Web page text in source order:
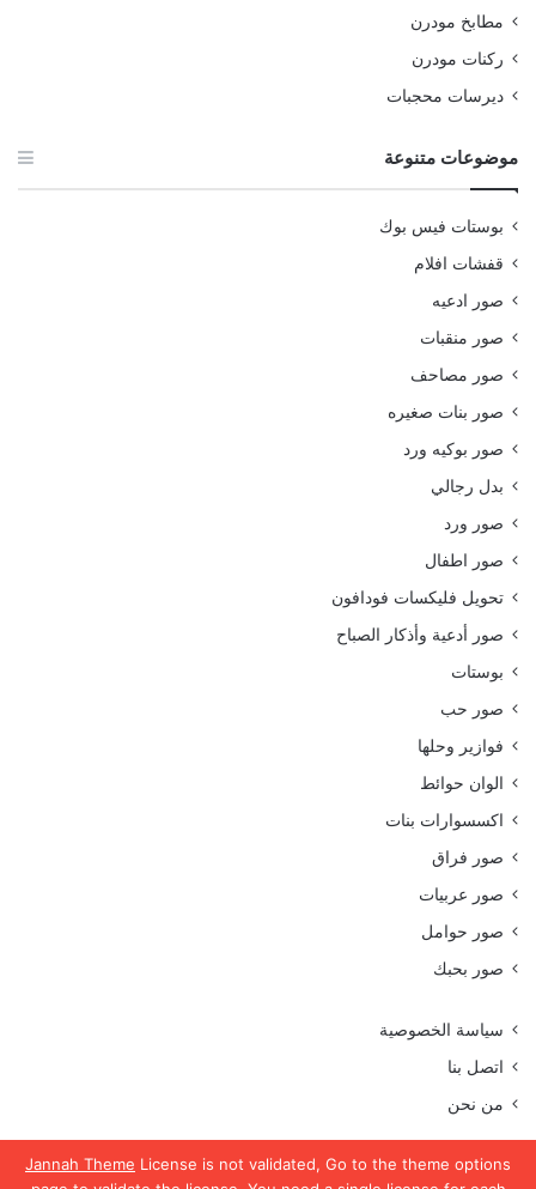
Jannah Theme License is not validated, Go to the theme options
مطابخ مودرن
ركنات مودرن
ديرسات محجبات
موضوعات متنوعة
بوستات فيس بوك
قفشات افلام
صور ادعيه
صور منقبات
صور مصاحف
صور بنات صغيره
صور بوكيه ورد
بدل رجالي
صور ورد
صور اطفال
تحويل فليكسات فودافون
صور أدعية وأذكار الصباح
بوستات
صور حب
فوازير وحلها
الوان حوائط
اكسسوارات بنات
صور فراق
صور عربيات
صور حوامل
صور بحبك
سياسة الخصوصية
اتصل بنا
من نحن